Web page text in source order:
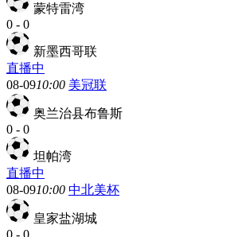
蒙特雷湾
0 - 0
新墨西哥联
直播中
08-0910:00 美冠联
奥兰治县布鲁斯
0 - 0
坦帕湾
直播中
08-0910:00 中北美杯
皇家盐湖城
0 - 0